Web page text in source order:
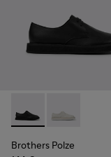
Brothers Polze -
Brothers
Brothers Polze